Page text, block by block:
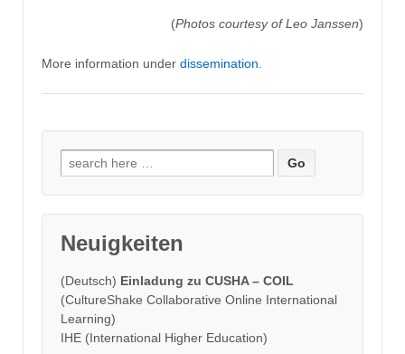
(Photos courtesy of Leo Janssen)
More information under dissemination
Search
for:
Neuigkeiten
(Deutsch) Einladung zu CUSHA – COIL
(CultureShake Collaborative Online International
Learning)
IHE (International Higher Education)